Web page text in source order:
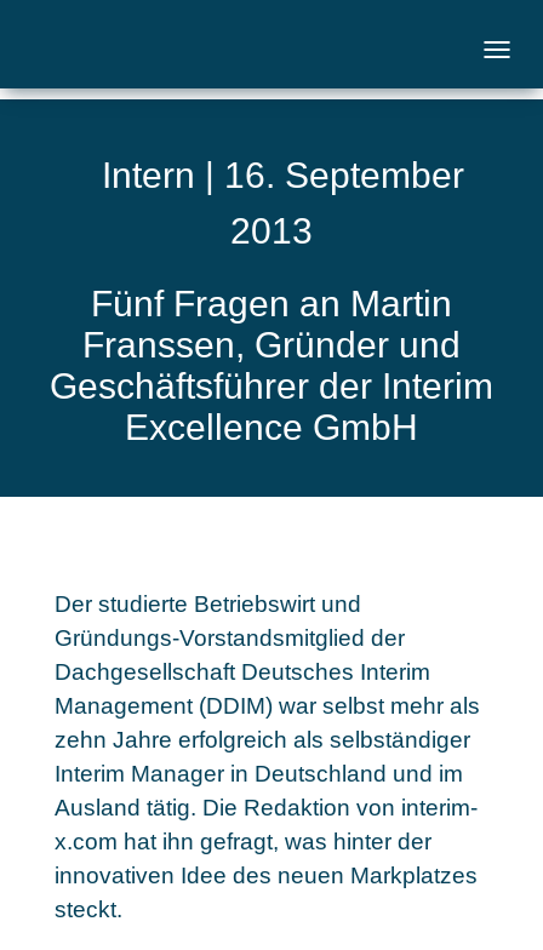
Intern | 16. September
2013
Fünf Fragen an Martin
Franssen, Gründer und
Geschäftsführer der Interim
Excellence GmbH
Der studierte Betriebswirt und
Gründungs-Vorstandsmitglied der
Dachgesellschaft Deutsches Interim
Management (DDIM) war selbst mehr als
zehn Jahre erfolgreich als selbständiger
Interim Manager in Deutschland und im
Ausland tätig. Die Redaktion von interim-
x.com hat ihn gefragt, was hinter der
innovativen Idee des neuen Markplatzes
steckt.